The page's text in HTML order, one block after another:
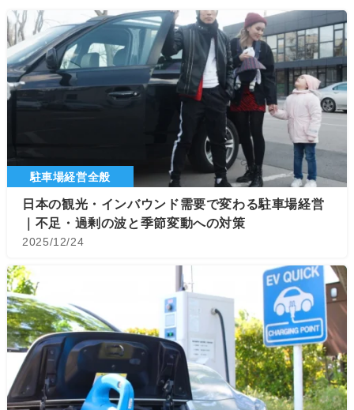
駐車場経営全般
日本の観光・インバウンド需要で変わる駐車場経営
｜不足・過剰の波と季節変動への対策
2025/12/24